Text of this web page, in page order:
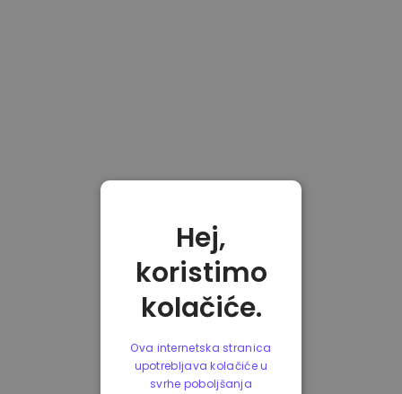
Hej,
koristimo
kolačiće.
Ova internetska stranica
upotrebljava kolačiće u
svrhe poboljšanja